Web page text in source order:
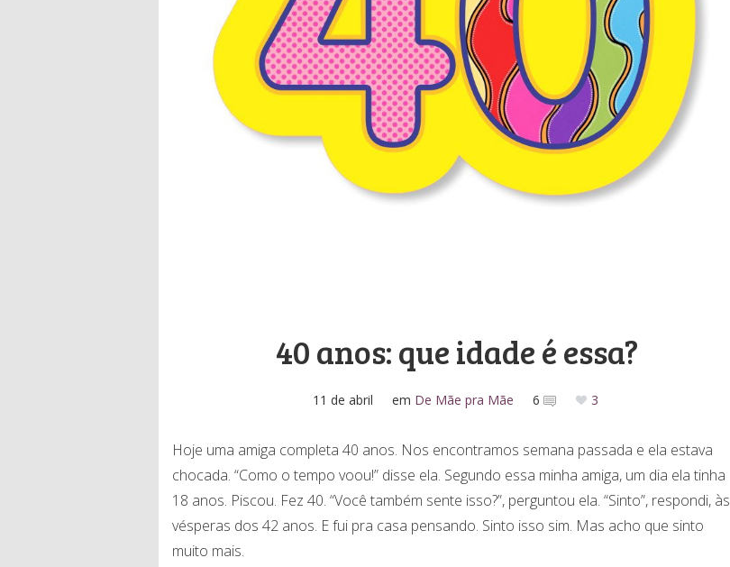
40 anos: que idade é essa?
11 de abril em De Mãe pra Mãe 6 3
Hoje uma amiga completa 40 anos. Nos encontramos semana passada e ela estava
chocada. “Como o tempo voou!” disse ela. Segundo essa minha amiga, um dia ela tinha
18 anos. Piscou. Fez 40. “Você também sente isso?”, perguntou ela. “Sinto”, respondi, às
vésperas dos 42 anos. E fui pra casa pensando. Sinto isso sim. Mas acho que sinto
muito mais.